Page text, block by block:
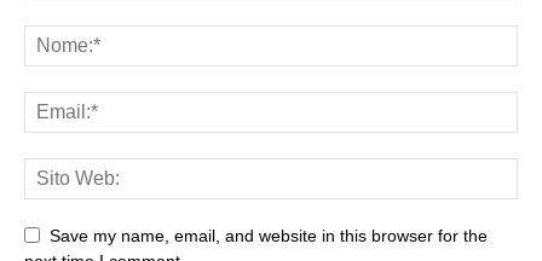
Save my name, email, and website in this browser for the